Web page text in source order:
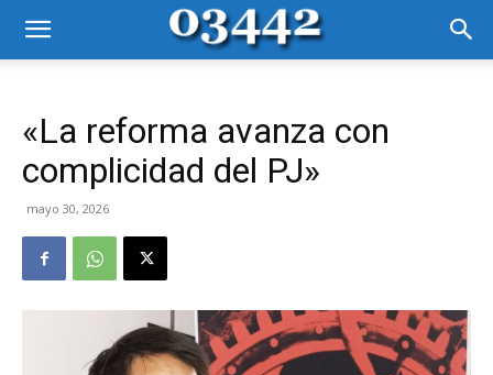
«La reforma avanza con
complicidad del PJ»
mayo 30, 2026